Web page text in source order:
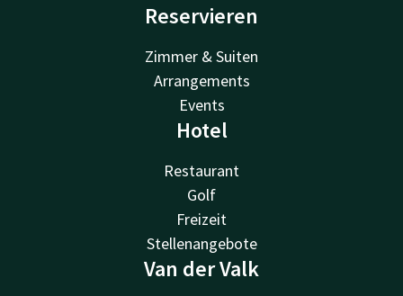
Reservieren
Zimmer & Suiten
Arrangements
Events
Hotel
Restaurant
Golf
Freizeit
Stellenangebote
Van der Valk